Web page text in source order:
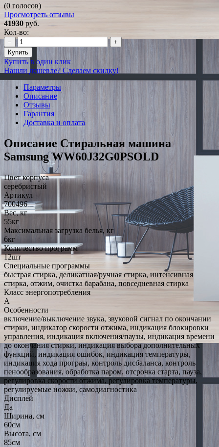
(0 голосов)
Просмотреть отзывы
41930 руб.
Кол-во:
−
+
Купить
Купить в один клик
Нашли дешевле? Сделаем скидку!
Параметры
Описание
Отзывы
Гарантия
Доставка и оплата
Описание Стиральная машина
Samsung WW60J32G0PSOLD
Цвет корпуса
серебристый
Артикул
700496
Вес, кг
55кг
Максимальная загрузка белья, кг
6кг
Количество программ
12шт
Специальные программы
быстрая стирка, деликатная/ручная стирка, интенсивная
стирка, отжим, очистка барабана, повседневная стирка
Класс энергопотребления
A
Особенности
включение/выключение звука, звуковой сигнал по окончании
стирки, индикатор скорости отжима, индикация блокировки
управления, индикация включения/паузы, индикация времени
до окончания стирки, индикация выбора дополнительных
функций, индикация ошибок, индикация температуры,
индикация хода програы, контроль дисбаланса, контроль
пенообразования, обработка паром, отсрочка старта, пауза,
регулировка скорости отжима, регулировка температуры,
регулируемые ножки, самодиагностика
Дисплей
Да
Ширина, см
60см
Высота, см
85см